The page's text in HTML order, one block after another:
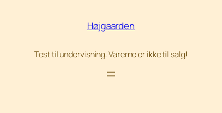
Højgaarden
Test til undervisning. Varerne er ikke til salg!